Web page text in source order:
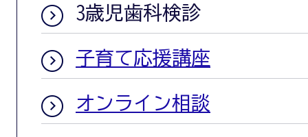
3歳児歯科検診
子育て応援講座
オンライン相談